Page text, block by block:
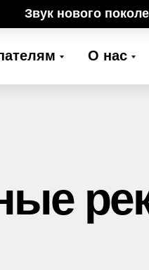
Звук нового
О нас